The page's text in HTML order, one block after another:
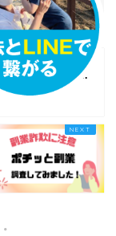
るCHECK（チェ
しい！？リアル...